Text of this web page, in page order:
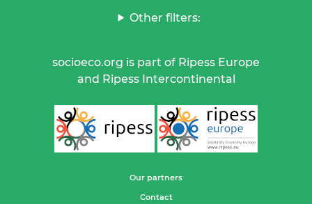
Other filters:
socioeco.org is part of Ripess Europe
and Ripess Intercontinental
Our partners
Contact